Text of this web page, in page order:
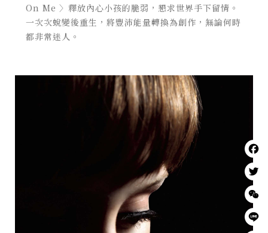
On Me 〉釋放內心小孩的脆弱，懇求世界手下留情。
一次次蛻變後重生，將豐沛能量轉換為創作，無論何時
都非常迷人。